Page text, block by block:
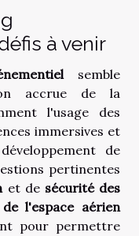
à venir
semble
accrue de la
l'usage des
immersives et
de
pertinentes
et de sécurité des
l'espace aérien
pour permettre